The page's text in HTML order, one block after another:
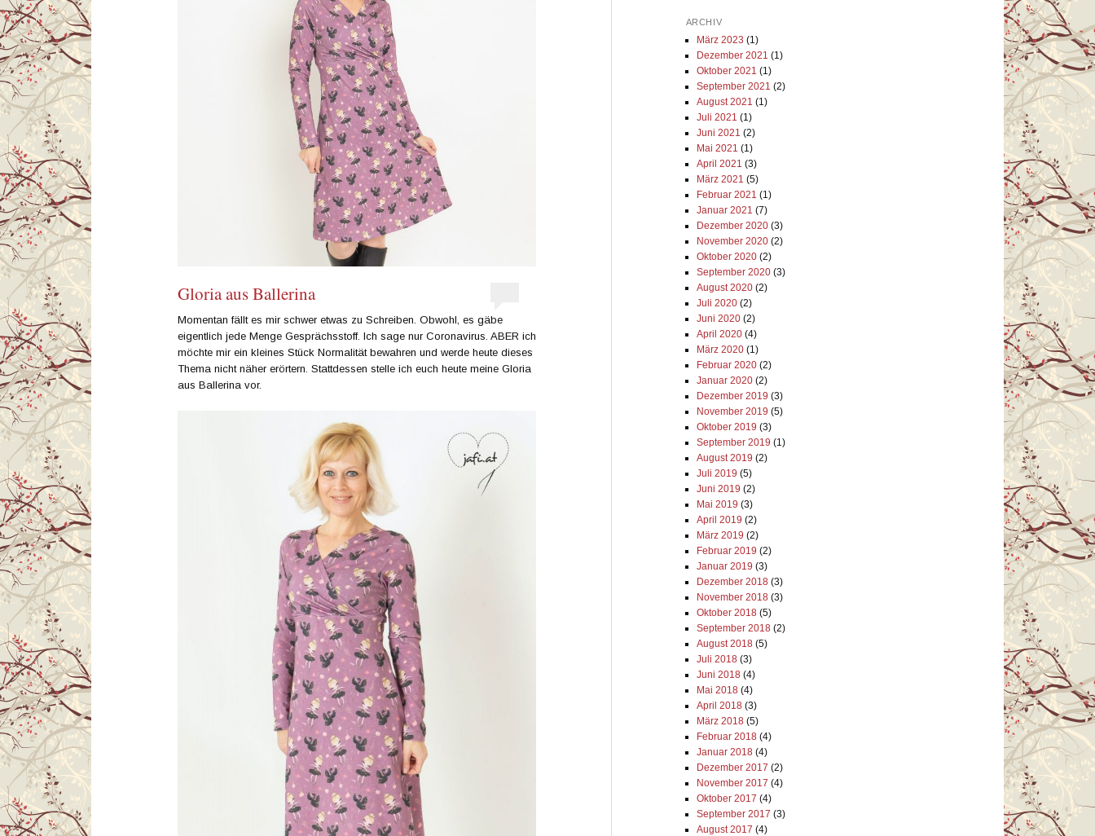
Gloria aus Ballerina
Momentan fällt es mir schwer etwas zu Schreiben. Obwohl, es gäbe
eigentlich jede Menge Gesprächsstoff. Ich sage nur Coronavirus. ABER ich
möchte mir ein kleines Stück Normalität bewahren und werde heute dieses
Thema nicht näher erörtern. Stattdessen stelle ich euch heute meine Gloria
aus Ballerina vor.
ARCHIV
März 2023 (1)
Dezember 2021 (1)
Oktober 2021 (1)
September 2021 (2)
August 2021 (1)
Juli 2021 (1)
Juni 2021 (2)
Mai 2021 (1)
April 2021 (3)
März 2021 (5)
Februar 2021 (1)
Januar 2021 (7)
Dezember 2020(3)
November 2020(2)
Oktober 2020(2)
September 2020(3)
August 2020(2)
Juli 2020(2)
Juni 2020(2)
April 2020(4)
März 2020(1)
Februar 2020(2)
Januar 2020(2)
Dezember 2019 (3)
November 2019 (5)
Oktober 2019 (3)
September 2019 (1)
August 2019 (2)
Juli 2019 (5)
Juni 2019 (2)
Mai 2019 (3)
April 2019 (2)
März 2019 (2)
Februar 2019 (2)
Januar 2019 (3)
Dezember 2018(3)
November 2018(3)
Oktober 2018(5)
September 2018(2)
August 2018(5)
Juli 2018(3)
Juni 2018(4)
Mai 2018(4)
April 2018(3)
März 2018(5)
Februar 2018(4)
Januar 2018(4)
Dezember 2017 (2)
November 2017 (4)
Oktober 2017 (4)
September 2017 (3)
August 2017 (4)